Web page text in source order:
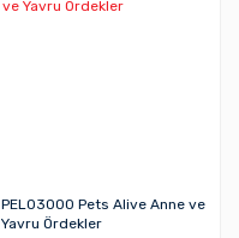
PEL03000 Pets Alive Anne ve
Yavru Ördekler